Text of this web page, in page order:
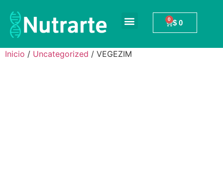
$0
Inicio / Uncategorized / VEGEZIM